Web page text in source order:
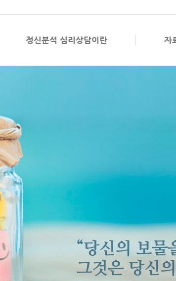
정신분석 심리상담이란 자
“당신의 보물
그것은 당신